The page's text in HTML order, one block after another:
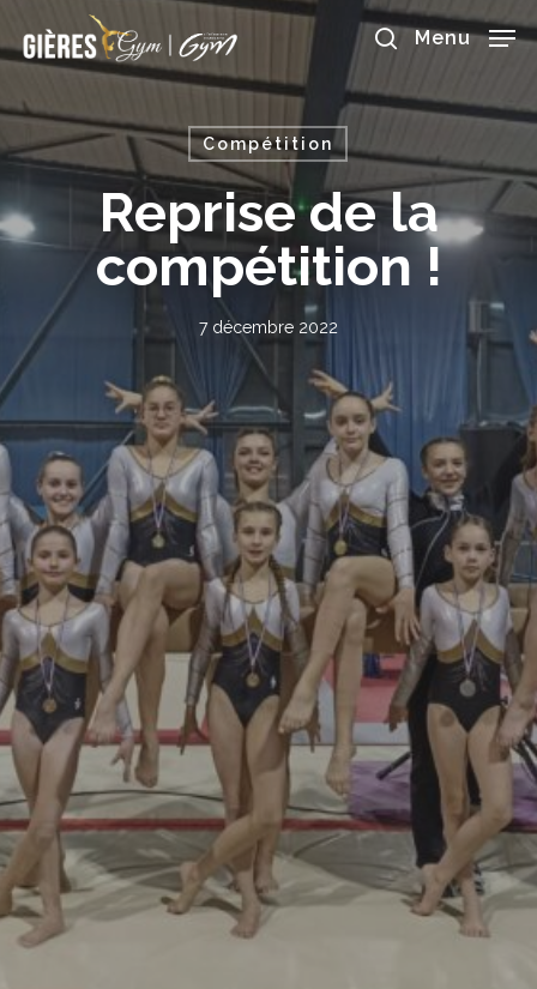
main
content
search
Menu
Compétition
Reprise de la
compétition !
7 décembre 2022